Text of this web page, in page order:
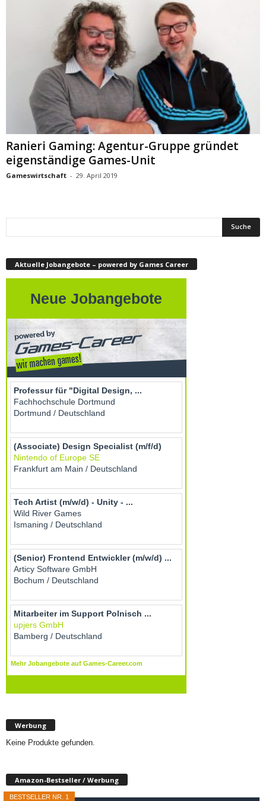
Ranieri Gaming: Agentur-Gruppe gründet
eigenständige Games-Unit
Gameswirtschaft - 29. April 2019
Aktuelle Jobangebote – powered by Games Career
Werbung
Keine Produkte gefunden.
Amazon-Bestseller / Werbung
BESTSELLER NR. 1